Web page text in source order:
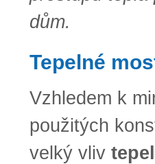
dům.
Tepelné
Vzhledem k
použitých
velký vliv